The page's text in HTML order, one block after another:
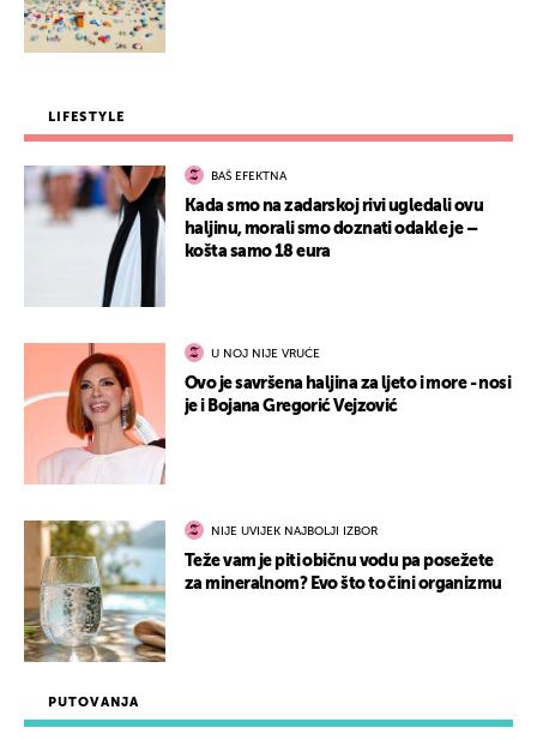
PUTOVANJA
LIFESTYLE
BAŠ EFEKTNA
Kada smo na zadarskoj rivi ugledali ovu
haljinu, morali smo doznati odakle je –
košta samo 18 eura
U NOJ NIJE VRUĆE
Ovo je savršena haljina za ljeto i more - nosi
je i Bojana Gregorić Vejzović
NIJE UVIJEK NAJBOLJI IZBOR
Teže vam je piti običnu vodu pa posežete
za mineralnom? Evo što to čini organizmu